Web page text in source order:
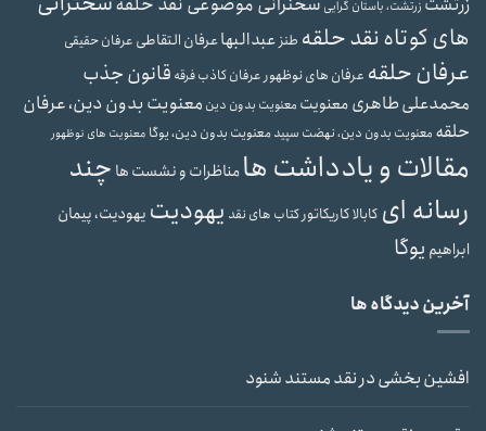
زرتشت، باستان گرایی
های کوتاه نقد حلقه طنزعبدالبهاعرفان التقاطی عرفان حقیقی
عرفان حلقه عرفان های نوظهورعرفان کاذبفرقه قانون جذب
محمدعلی طاهریمعنویت معنویت بدون دین معنویت بدون دین، عرفان
حلقه معنویت بدون دین، نهضت سپیدمعنویت بدون دین، یوگا معنویت های نوظهور
مقالات و یادداشت هامناظرات و نشست ها چند
رسانه ای کابالاکاریکاتورکتاب های نقد یهودیت یهودیت، پیمان
ابراهیم یوگا
آخرین دیدگاه ها
افشین بخشیدرنقد مستند شنود